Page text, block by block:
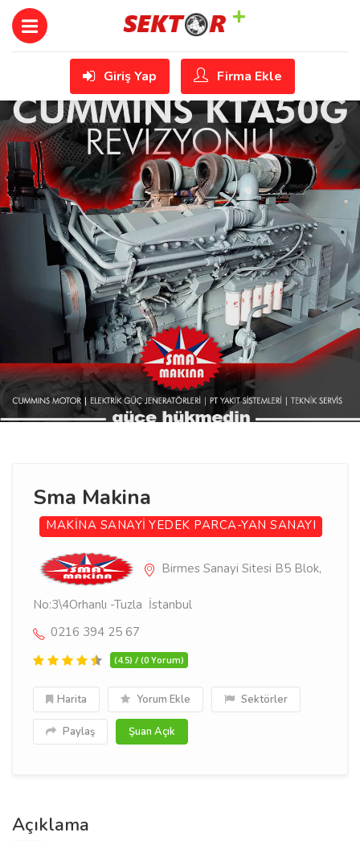
Giriş Yap Firma Ekle
Sma Makina
MAKİNA SANAYİ YEDEK PARCA-YAN SANAYI
Birmes Sanayi Sitesi B5 Blok,
No:3\4Orhanlı -Tuzla İstanbul
0216 394 25 67
(4.5) / (0 Yorum)
Harita Yorum Ekle Sektörler
Paylaş Şuan Açık
Açıklama